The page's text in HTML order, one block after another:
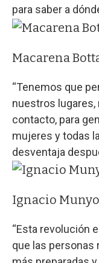
para saber a
Macarena
“Tenemos que
nuestros
contacto, para
mujeres y todas
desventaja
Ignacio Munyo
“Esta revolución
que las personas